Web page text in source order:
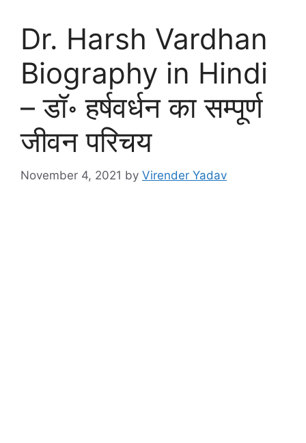
Dr. Harsh Vardhan
Biography in Hindi
– डॉ॰ हर्षवर्धन का सम्पूर्ण
जीवन परिचय
November 4, 2021 by Virender Yadav